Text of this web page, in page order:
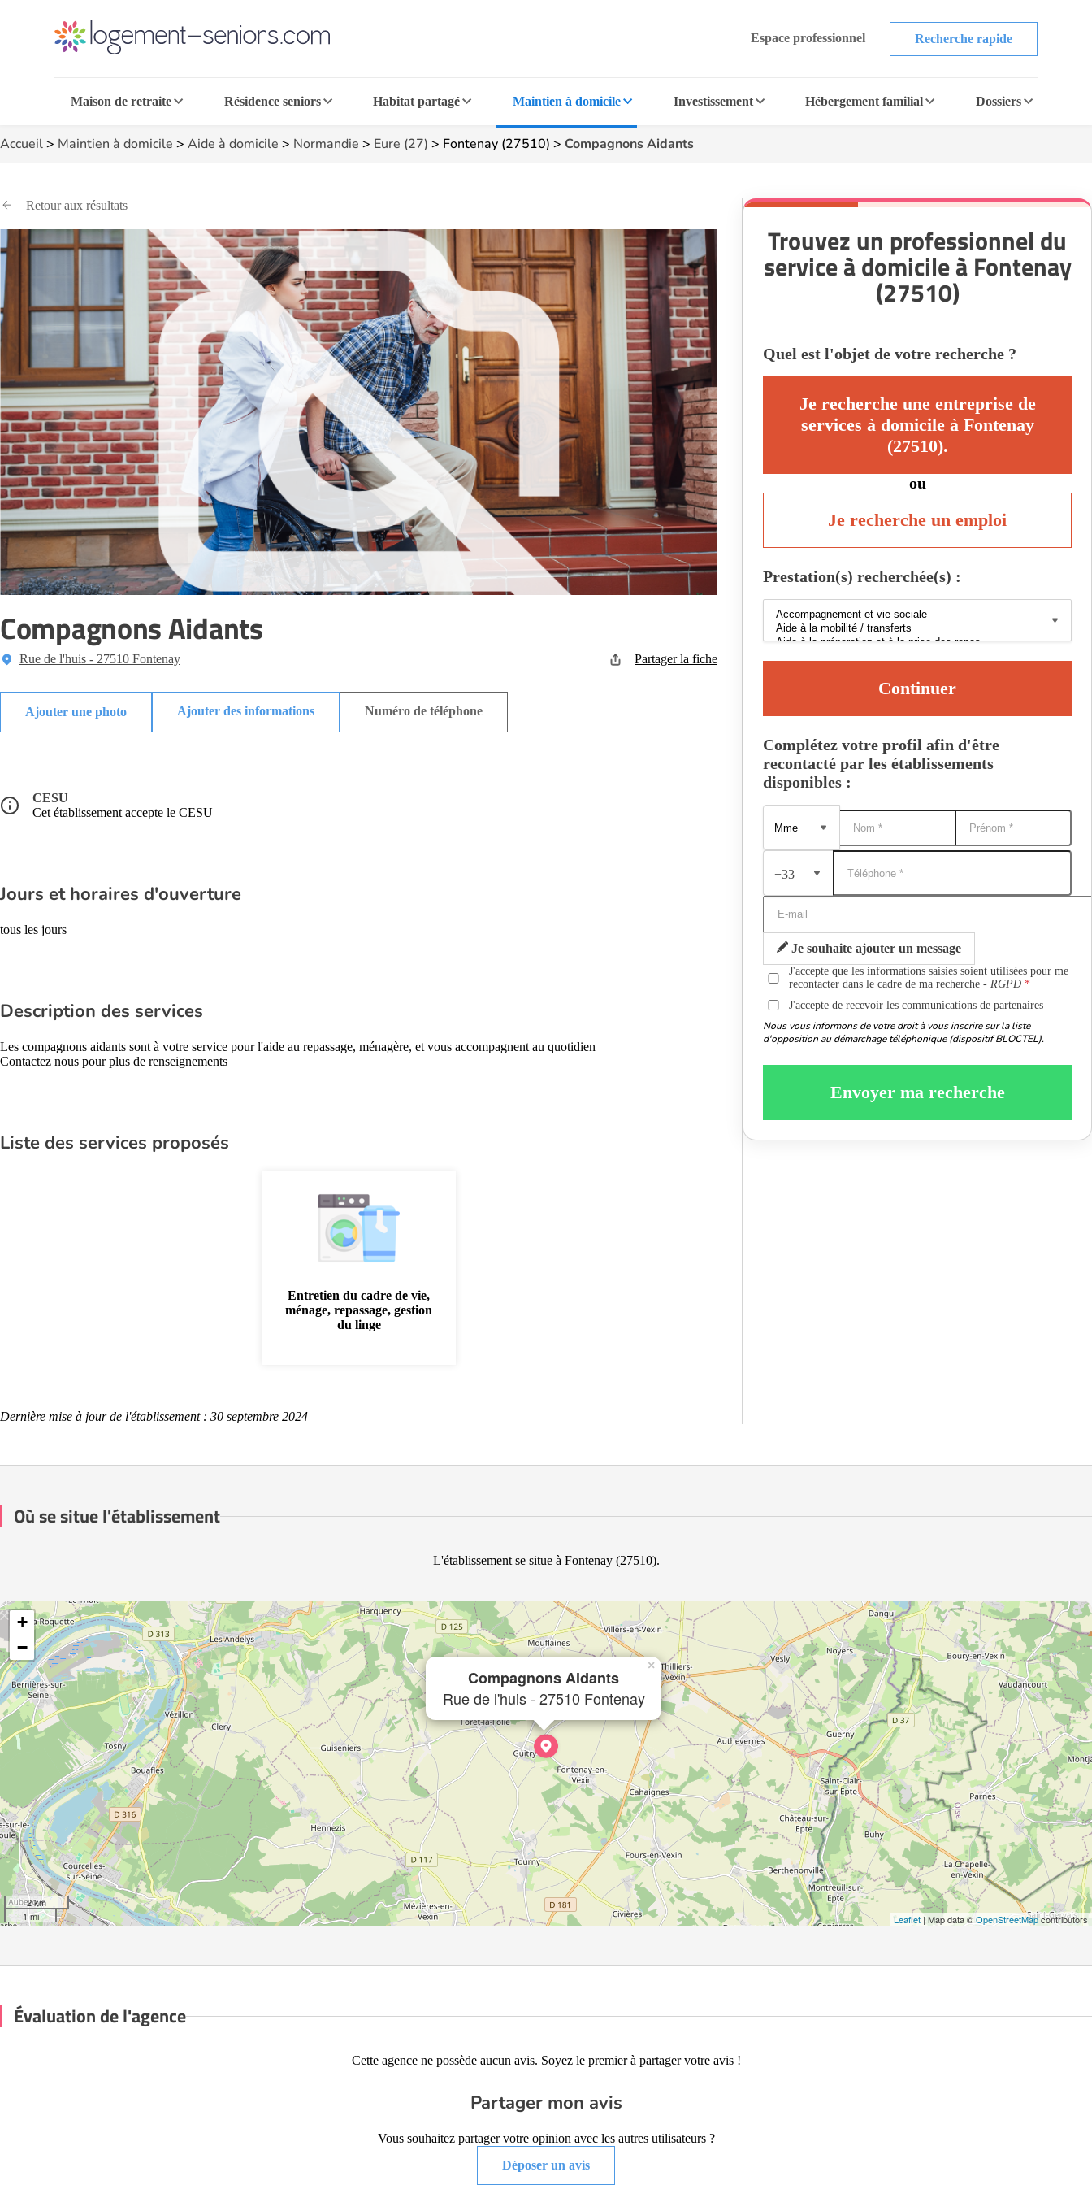
Espace professionnel Recherche rapide
Maison de retraite Résidence seniors Habitat partagé Maintien à domicile Investissement Hébergement familial Dossiers
Accueil> Maintien à domicile > Aide à domicile > Normandie > Eure (27) > Fontenay (27510) > Compagnons Aidants
Retour aux résultats
Compagnons Aidants
Rue de l'huis - 27510 Fontenay Partager la fiche
Ajouter des informations Numéro de téléphone
CESU
Cet établissement accepte le CESU
Jours et horaires d'ouverture
tous les jours
Description des services
Les compagnons aidants sont à votre service pour l'aide au repassage, ménagère, et vous accompagnent au quotidien
Contactez nous pour plus de renseignements
Liste des services proposés
Entretien du cadre de vie,
ménage, repassage, gestion
du linge
Dernière mise à jour de l'établissement : 30 septembre 2024
Trouvez un professionnel du
service à domicile à Fontenay
(27510)
Quel est l'objet de votre recherche ?
Je recherche une entreprise de
services à domicile à Fontenay
(27510).
ou
Je recherche un emploi
Prestation(s) recherchée(s) :
Continuer
Complétez votre profil afin d'être
recontacté par les établissements
disponibles :
+33
Je souhaite ajouter un message
J'accepte que les informations saisies soient utilisées pour me
recontacter dans le cadre de ma recherche -RGPD
J'accepte de recevoir les communications de partenaires
Nous vous informons de votre droit à vous inscrire sur la liste
d'opposition au démarchage téléphonique (dispositif BLOCTEL).
Envoyer ma recherche
Où se situe l'établissement
L'établissement se situe à Fontenay (27510).
Compagnons Aidants
Rue de l'huis - 27510 Fontenay
×
+
−
2 km
1 mi
Leaflet | Map data ©OpenStreetMapcontributors
Évaluation de l'agence
Cette agence ne possède aucun avis. Soyez le premier à partager votre avis !
Partager mon avis
Vous souhaitez partager votre opinion avec les autres utilisateurs ?
Déposer un avis